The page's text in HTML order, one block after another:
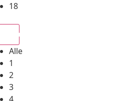
18
Alle
1
2
3